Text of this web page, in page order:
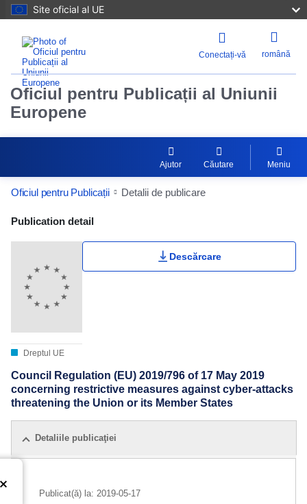
Site oficial al UE
Conectați-vă română
Oficiul pentru Publicații al Uniunii
Europene
Ajutor Căutare Meniu
Oficiul pentru Publicații Detalii de publicare
Publication Detail Actions Portlet
Publication detail
Dreptul UE
Descărcare
Council Regulation (EU) 2019/796 of 17 May 2019
concerning restrictive measures against cyber-attacks
threatening the Union or its Member States
Detaliile publicaţiei
Publicat(ă) la: 2019-05-17